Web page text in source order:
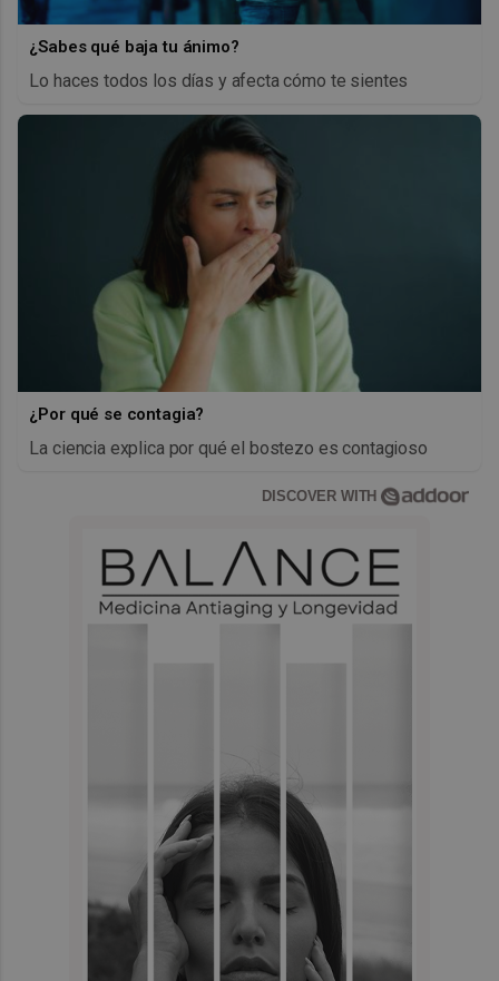
¿Sabes qué baja tu ánimo?
Lo haces todos los días y afecta cómo te sientes
¿Por qué se contagia?
La ciencia explica por qué el bostezo es contagioso
DISCOVER WITH